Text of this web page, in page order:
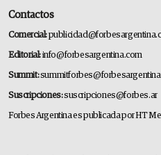
Contactos
Comercial:
Editorial:info@forbesargentina.com
Summit:
Suscripciones:suscripciones@forbes.ar
Forbes Argentina es publicada por HT